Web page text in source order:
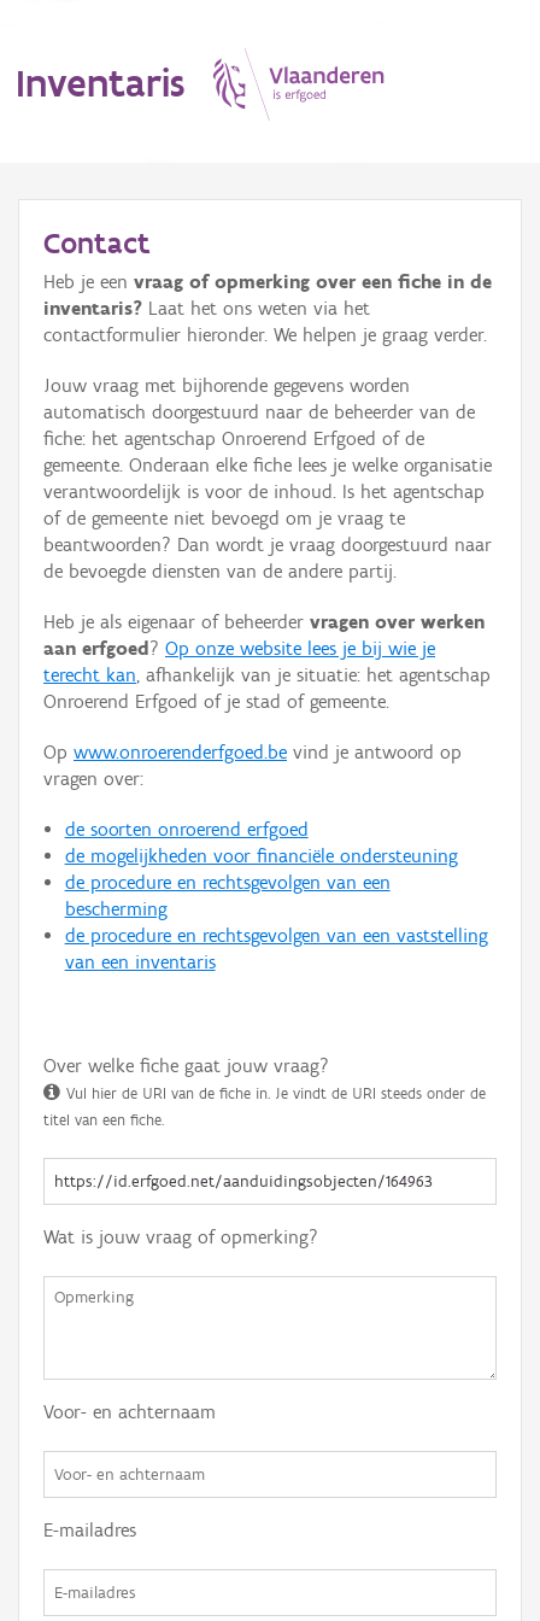
Inventaris
Erfgoedobject
Aanduidingsobject
Waarneming
Thema
Gebeurtenis
Persoon of collectief
Hergebruik
Aanmelden
Contact
Heb je een vraag of opmerking over een fiche in de
inventaris? Laat het ons weten via het
contactformulier hieronder. We helpen je graag verder.
Jouw vraag met bijhorende gegevens worden
automatisch doorgestuurd naar de beheerder van de
fiche: het agentschap Onroerend Erfgoed of de
gemeente. Onderaan elke fiche lees je welke organisatie
verantwoordelijk is voor de inhoud. Is het agentschap
of de gemeente niet bevoegd om je vraag te
beantwoorden? Dan wordt je vraag doorgestuurd naar
de bevoegde diensten van de andere partij.
Heb je als eigenaar of beheerder vragen over werken
aan erfgoed ? Op onze website lees je bij wie je
terecht kan, afhankelijk van je situatie: het agentschap
Onroerend Erfgoed of je stad of gemeente.
Op www.onroerenderfgoed.be vind je antwoord op
vragen over:
de soorten onroerend erfgoed
de mogelijkheden voor financiële ondersteuning
de procedure en rechtsgevolgen van een
bescherming
de procedure en rechtsgevolgen van een vaststelling
van een inventaris
Over welke fiche gaat jouw vraag?
Vul hier de URI van de fiche in. Je vindt de URI steeds onder de
titel van een fiche.
Wat is jouw vraag of opmerking?
Voor- en achternaam
E-mailadres